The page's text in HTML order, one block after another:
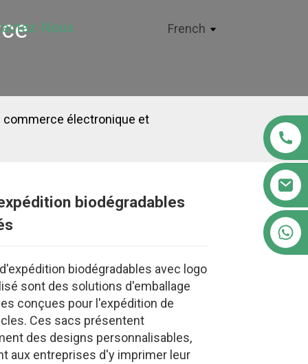
Nous French
commerce électronique et
biodégradables
biodégradables avec logo
sont des solutions d'emballage
conçues pour l'expédition de
Ces sacs présentent
des designs personnalisables,
aux entreprises d'y imprimer leur